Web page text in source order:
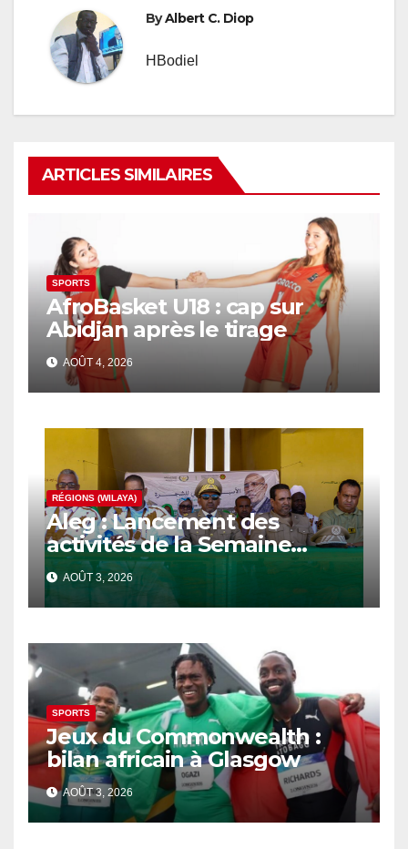
ByAlbert C. Diop
HBodiel
ARTICLES SIMILAIRES
SPORTS
AfroBasket U18 : cap sur
Abidjan après le tirage
AOÛT 4, 2026
RÉGIONS (WILAYA)
Aleg : Lancement des
activités de la Semaine
nationale de l’Arbre au
niveau de la wilaya du
Brakna
AOÛT 3, 2026
SPORTS
Jeux du Commonwealth :
bilan africain à Glasgow
AOÛT 3, 2026